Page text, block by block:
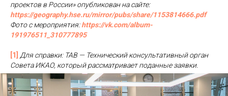
проектов в России» опубликован на сайте:
https://geography.hse.ru/mirror/pubs/share/1153814666.pdf
Фото с мероприятия:https://vk.com/album-
191976511_310777895
[1]
Для справки: TAB — Технический консультативный орган
Совета ИКАО, который рассматривает поданные заявки.